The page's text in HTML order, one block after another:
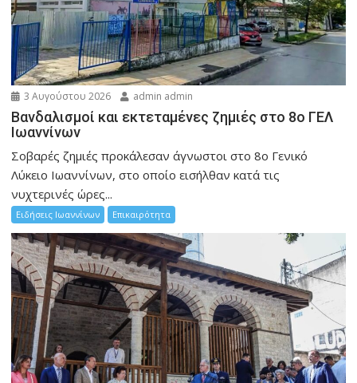
3 Αυγούστου 2026 admin admin
Βανδαλισμοί και εκτεταμένες ζημιές στο 8ο ΓΕΛ
Ιωαννίνων
Σοβαρές ζημιές προκάλεσαν άγνωστοι στο 8ο Γενικό
Λύκειο Ιωαννίνων, στο οποίο εισήλθαν κατά τις
νυχτερινές ώρες...
Ειδήσεις Ιωαννίνων Επικαιρότητα